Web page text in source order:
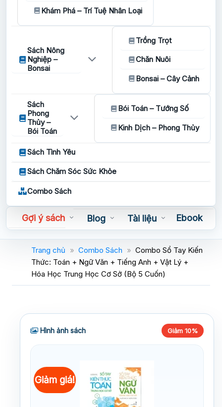
Khám Phá – Trí Tuệ Nhân Loại
Sách Nông
Nghiệp –
Bonsai
Trồng Trọt
Chăn Nuôi
Bonsai – Cây Cảnh
Sách
Phong
Thủy –
Bói Toán
Bói Toán – Tướng Số
Kinh Dịch – Phong Thủy
Sách Tình Yêu
Sách Chăm Sóc Sức Khỏe
Combo Sách
Gợi ý sách Blog Tài liệu
Ebook
Sách nói
Trang chủ » Combo Sách » Combo Sổ Tay Kiến
Thức: Toán + Ngữ Văn + Tiếng Anh + Vật Lý +
Hóa Học Trung Học Cơ Sở (Bộ 5 Cuốn)
Hình ảnh sách Giảm 10%
Giảm giá!